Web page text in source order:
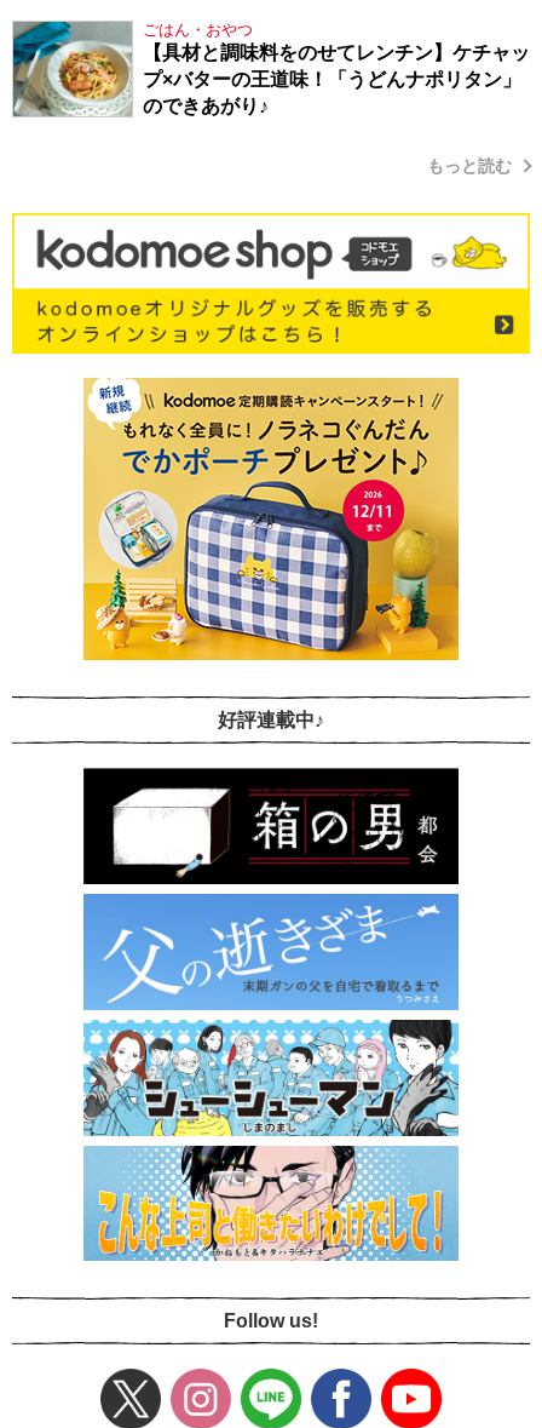
ごはん・おやつ
【具材と調味料をのせてレンチン】ケチャッ
プ×バターの王道味！「うどんナポリタン」
のできあがり♪
もっと読む
好評連載中♪
Follow us!